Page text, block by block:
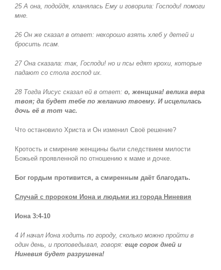
25 А она, подойдя, кланялась Ему и говорила: Господи! помоги
мне.
26 Он же сказал в ответ: нехорошо взять хлеб у детей и
бросить псам.
27 Она сказала: так, Господи! но и псы едят крохи, которые
падают со стола господ их.
28 Тогда Иисус сказал ей в ответ: о, женщина! велика вера
твоя; да будет тебе по желанию твоему. И исцелилась
дочь её в тот час.
Что остановило Христа и Он изменил Своё решение?
Кротость и смирение женщины были следствием милости
Божьей проявленной по отношению к маме и дочке.
Бог гордым противится, а смиренным даёт благодать.
Случай с пророком Иона и людьми из города Ниневия
Иона 3:4-10
4 И начал Иона ходить по городу, сколько можно пройти в
один день, и проповедывал, говоря: еще сорок дней и
Ниневия будет разрушена!